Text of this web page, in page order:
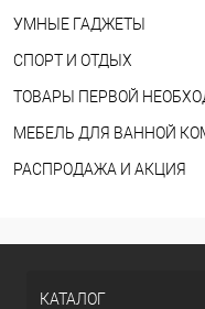
УМНЫЕ ГАДЖЕТЫ
СПОРТ И ОТДЫХ
ТОВАРЫ ПЕРВОЙ
МЕБЕЛЬ ДЛЯ ВАННОЙ
РАСПРОДАЖА И АКЦИЯ
КАТАЛОГ